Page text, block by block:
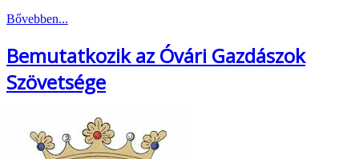
Bővebben...
Bemutatkozik az Óvári Gazdászok
Szövetsége